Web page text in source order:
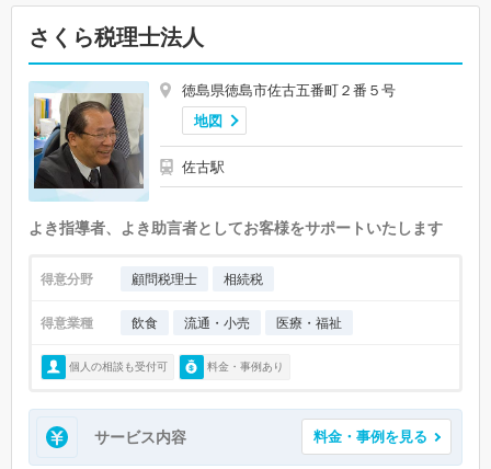
さくら税理士法人
徳島県徳島市佐古五番町２番５号
地図
佐古駅
よき指導者、よき助言者としてお客様をサポートいたします
得意分野 顧問税理士 相続税
得意業種 飲食 流通・小売 医療・福祉
個人の相談も受付可 料金・事例あり
サービス内容 料金・事例を見る